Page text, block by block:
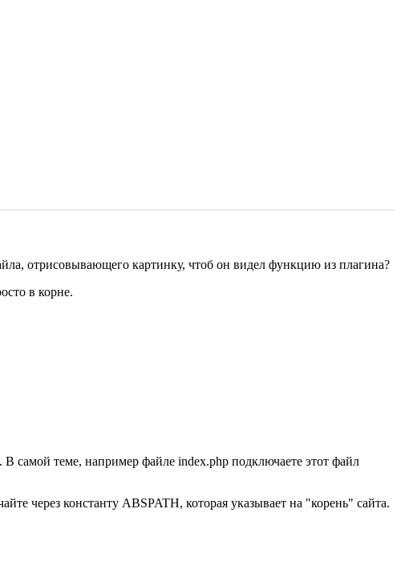
отрисовывающего картинку, чтоб он видел функцию из плагина?
в корне.
самой теме, например файле index.php подключаете этот файл
через константу ABSPATH, которая указывает на "корень" сайта.